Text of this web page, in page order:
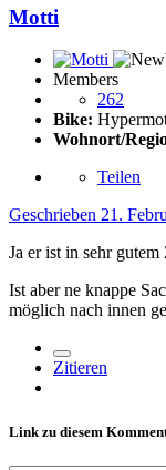
Motti
Members
262
Bike:
Wohnort/
Teilen
Geschrieben 21.
Ja er ist in sehr gutem
Ist aber ne knappe
möglich nach innen
Zitieren
Link zu diesem